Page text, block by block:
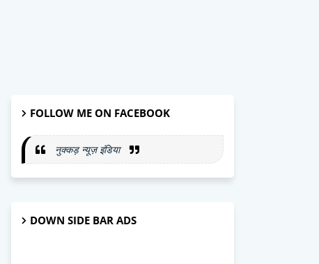
FOLLOW ME ON FACEBOOK
नुक्कड़ न्यूज़ इंडिया
DOWN SIDE BAR ADS